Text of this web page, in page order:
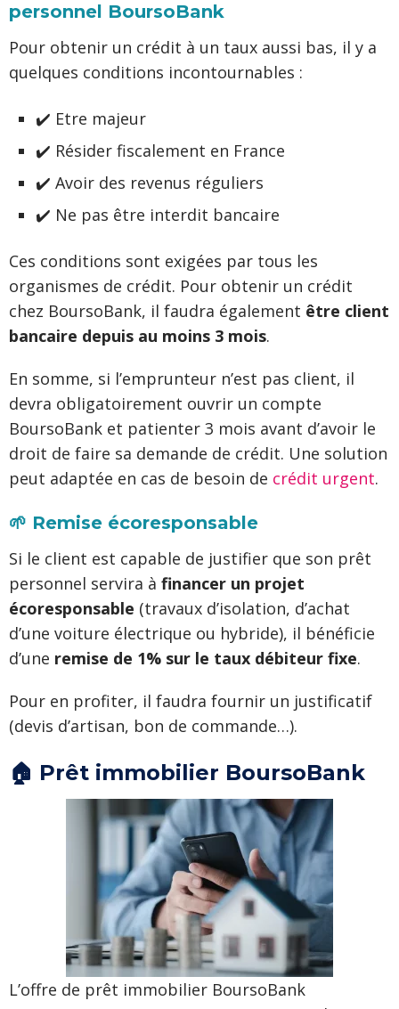
personnel BoursoBank
Pour obtenir un crédit à un taux aussi bas, il y a
quelques conditions incontournables :
✔️ Etre majeur
✔️ Résider fiscalement en France
✔️ Avoir des revenus réguliers
✔️ Ne pas être interdit bancaire
Ces conditions sont exigées par tous les
organismes de crédit. Pour obtenir un crédit
chez BoursoBank, il faudra également être client
bancaire depuis au moins 3 mois.
En somme, si l’emprunteur n’est pas client, il
devra obligatoirement ouvrir un compte
BoursoBank et patienter 3 mois avant d’avoir le
droit de faire sa demande de crédit. Une solution
peut adaptée en cas de besoin de crédit urgent.
🌱 Remise écoresponsable
Si le client est capable de justifier que son prêt
personnel servira à financer un projet
écoresponsable (travaux d’isolation, d’achat
d’une voiture électrique ou hybride), il bénéficie
d’une remise de 1% sur le taux débiteur fixe.
Pour en profiter, il faudra fournir un justificatif
(devis d’artisan, bon de commande…).
🏠 Prêt immobilier BoursoBank
L’offre de prêt immobilier BoursoBank